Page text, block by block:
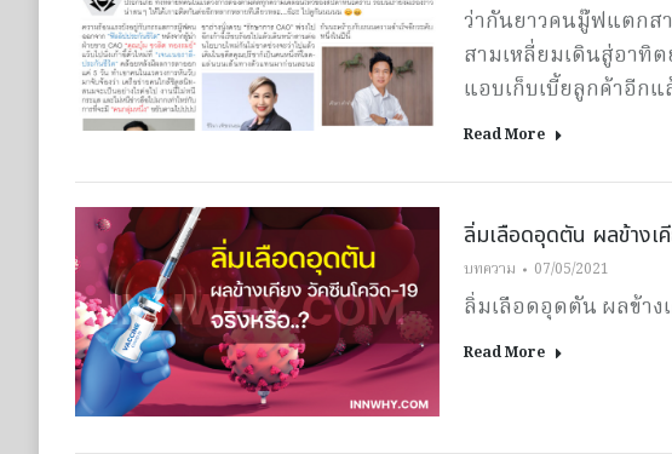
ว่ากันยาวคนมู๊ฟแตก
สามเหลี่ยมเดินสู่อาทิ
แอบเก็บเบี้ยลูกค้าอีกแ
Read More
ลิ่มเลือดอุดตัน ผลข้างเ
บทความ 07/05/2021
ลิ่มเลือดอุดตัน ผลข้าง
Read More